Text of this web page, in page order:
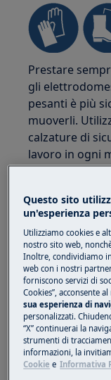
Prestare
gli
pesanti è più
muoverli.
calzature di
lavoro in ogni
dovuti a bordi
ATTENZIONE!
Indossa gli
lavori di
Questo sito
un'esperienza
Utilizziamo cookies e
nostro sito web,
Inoltre, condividiamo
web con i nostri
forniscono servizi di
Cookies”, acconsente
sua esperienza di
personalizzati.
“X” continuerai la
strumenti di
informazioni, la
Cookie e Informativa